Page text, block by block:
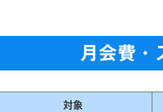
月会費・
対象